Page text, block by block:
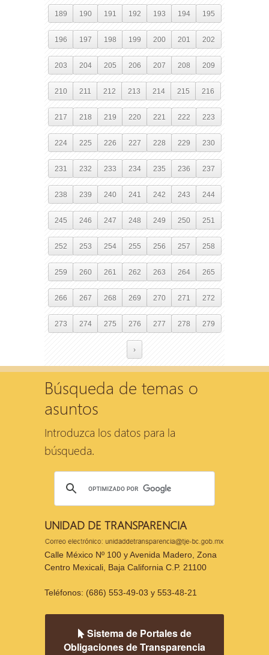
189 190 191 192 193 194 195
196 197 198 199 200 201 202
203 204 205 206 207 208 209
210 211 212 213 214 215 216
217 218 219 220 221 222 223
224 225 226 227 228 229 230
231 232 233 234 235 236 237
238 239 240 241 242 243 244
245 246 247 248 249 250 251
252 253 254 255 256 257 258
259 260 261 262 263 264 265
266 267 268 269 270 271 272
273 274 275 276 277 278 279
›
Búsqueda de temas o
asuntos
Introduzca los datos para la
búsqueda.
UNIDAD DE TRANSPARENCIA
Calle México Nº 100 y Avenida Madero, Zona
Centro Mexicali, Baja California C.P. 21100
Teléfonos: (686) 553-49-03 y 553-48-21
Sistema de Portales de
Obligaciones de Transparencia